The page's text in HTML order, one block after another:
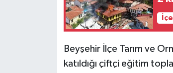
Beyşehir İlçe Tarım ve
katıldığı çiftçi eğitim